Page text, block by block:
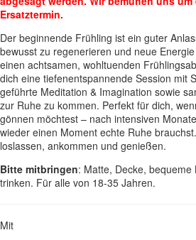
Ersatztermin.
Der beginnende Frühling ist ein guter
bewusst zu regenerieren und neue
einen achtsamen, wohltuenden
dich eine tiefenentspannende Session mit
geführte Meditation & Imagination sowie
zur Ruhe zu kommen. Perfekt für dich,
gönnen möchtest – nach intensiven
wieder einen Moment echte Ruhe
loslassen, ankommen und genießen.
Bitte mitbringen: Matte, Decke,
trinken. Für alle von 18-35 Jahren.
Mit